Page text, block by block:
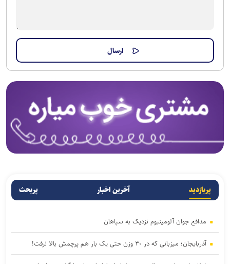
پربازدید آخرین اخبار پربحث
مدافع جوان آلومینیوم نزدیک به سپاهان
آذربایجان؛ میزبانی که در ۳۰ وزن حتی یک بار هم پرچمش بالا نرفت!